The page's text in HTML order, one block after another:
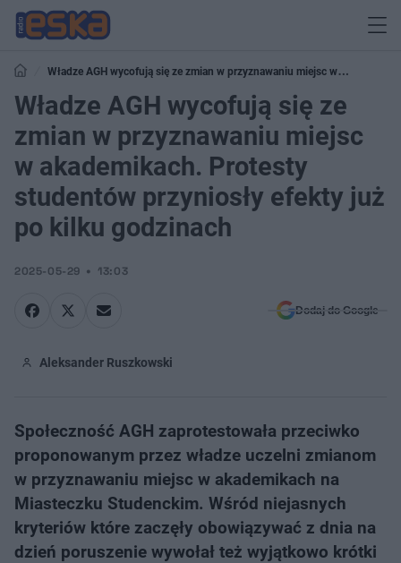
Władze AGH wycofują się ze zmian w przyznawaniu miejsc w
akademikach. Protesty studentów przyniosły efekty już po kilku godzinach
Władze AGH wycofują się ze
zmian w przyznawaniu miejsc
w akademikach. Protesty
studentów przyniosły efekty już
po kilku godzinach
2025-05-29 13:03
Dodaj do Google
Aleksander Ruszkowski
Społeczność AGH zaprotestowała przeciwko
proponowanym przez władze uczelni zmianom
w przyznawaniu miejsc w akademikach na
Miasteczku Studenckim. Wśród niejasnych
kryteriów które zaczęły obowiązywać z dnia na
dzień poruszenie wywołał też wyjątkowo krótki